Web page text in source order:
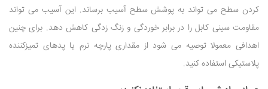
کردن سطح می تواند به پوشش سطح آسیب برساند. این آسیب می تواند
مقاومت سینی کابل را در برابر خوردگی و زنگ زدگی کاهش دهد. برای چنین
اهدافی معمولا توصیه می شود از مقداری پارچه نرم یا پدهای تمیزکننده
پلاستیکی استفاده کنید.